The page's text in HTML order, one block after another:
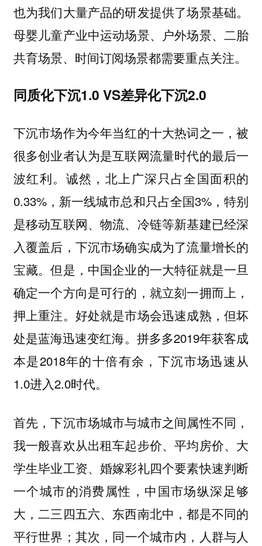
也为我们大量产品的研发提供了场景基础。
母婴儿童产业中运动场景、户外场景、二胎
共育场景、时间订阅场景都需要重点关注。
同质化下沉1.0 VS差异化下沉2.0
下沉市场作为今年当红的十大热词之一，被
很多创业者认为是互联网流量时代的最后一
波红利。诚然，北上广深只占全国面积的
0.33%，新一线城市总和只占全国3%，特别
是移动互联网、物流、冷链等新基建已经深
入覆盖后，下沉市场确实成为了流量增长的
宝藏。但是，中国企业的一大特征就是一旦
确定一个方向是可行的，就立刻一拥而上，
押上重注。好处就是市场会迅速成熟，但坏
处是蓝海迅速变红海。拼多多2019年获客成
本是2018年的十倍有余，下沉市场迅速从
1.0进入2.0时代。
首先，下沉市场城市与城市之间属性不同，
我一般喜欢从出租车起步价、平均房价、大
学生毕业工资、婚嫁彩礼四个要素快速判断
一个城市的消费属性，中国市场纵深足够
大，二三四五六、东西南北中，都是不同的
平行世界；其次，同一个城市内，人群与人